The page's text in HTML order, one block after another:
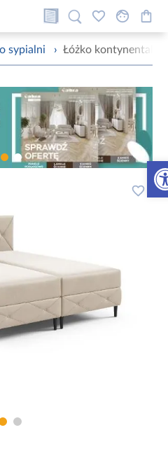
sypialni › Łóżko